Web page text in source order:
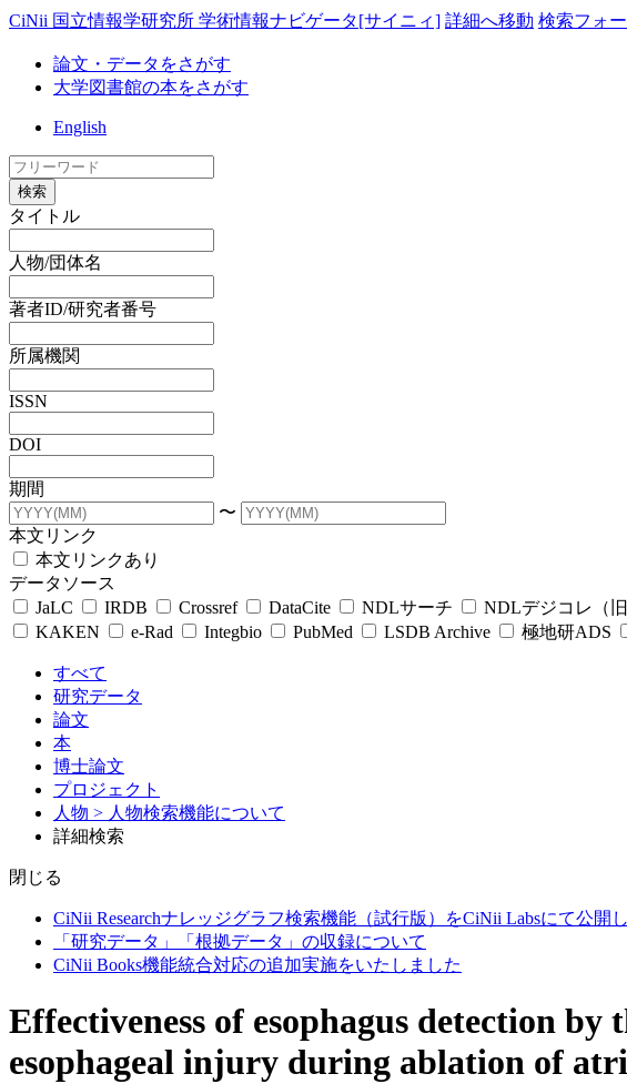
CiNii 国立情報学研究所 学術情報ナビゲータ[サイニィ] 詳細へ移動 検索フォ
論文・データをさがす
大学図書館の本をさがす
English
検索
タイトル
人物/団体名
著者ID/研究者番号
所属機関
ISSN
DOI
期間
〜
本文リンク
本文リンクあり
データソース
JaLC
IRDB Crossref DataCite NDLサーチ NDLデジコレ（
KAKEN
e-Rad Integbio PubMed LSDB Archive 極地研ADS
すべて
研究データ
論文
本
博士論文
プロジェクト
人物 > 人物検索機能について
詳細検索
閉じる
CiNii Researchナレッジグラフ検索機能（試行版）をCiNii Labsにて公開
「研究データ」「根拠データ」の収録について
CiNii Books機能統合対応の追加実施をいたしました
Effectiveness of esophagus detection
esophageal injury during ablation of